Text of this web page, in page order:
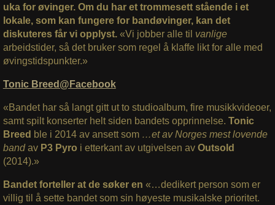
uka for øvinger. Om du har et trommesett stående i et
lokale, som kan fungere for bandøvinger, kan det
diskuteres får vi opplyst. «Vi jobber alle til vanlige
arbeidstider, så det bruker som regel å klaffe likt for alle med
øvingstidspunkter.»
Tonic Breed@Facebook
«Bandet har så langt gitt ut to studioalbum, fire musikkvideoer,
samt spilt konserter helt siden bandets opprinnelse. Tonic
Breed ble i 2014 av ansett som …et av Norges mest lovende
bandav P3 Pyro i etterkant av utgivelsen av Outsold
(2014).»
Bandet forteller at de søker en «…dedikert person som er
villig til å sette bandet som sin høyeste musikalske prioritet.